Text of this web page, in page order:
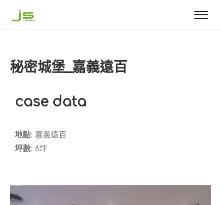
秘密城堡_嘉義遠百
case data
地點: 嘉義遠百
坪數: 6坪